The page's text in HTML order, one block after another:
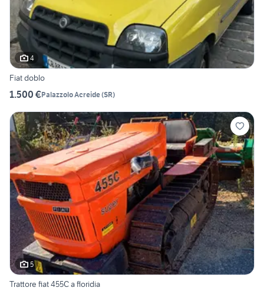
4
Fiat doblo
1.500 €Palazzolo Acreide(SR)
5
Trattore fiat 455C a floridia